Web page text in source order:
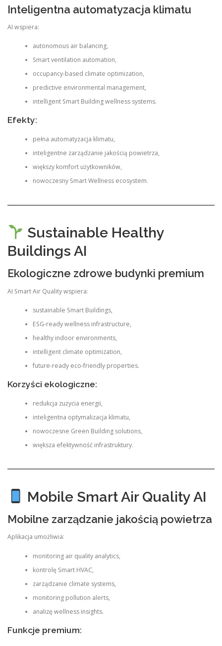
Inteligentna automatyzacja klimatu
AI wspiera:
autonomous air balancing,
Smart ventilation automation,
occupancy-based climate optimization,
predictive environmental management,
intelligent Smart Building wellness systems.
Efekty:
pełna automatyzacja klimatu,
inteligentne zarządzanie jakością powietrza,
większy komfort użytkowników,
nowoczesny Smart Wellness ecosystem.
Sustainable Healthy
Buildings AI
Ekologiczne zdrowe budynki premium
AI Smart Air Quality wspiera:
sustainable Smart Buildings,
ESG-ready wellness infrastructure,
healthy indoor environments,
intelligent climate optimization,
future-ready eco-friendly properties.
Korzyści ekologiczne:
redukcja zużycia energii,
inteligentna optymalizacja klimatu,
nowoczesne Green Building solutions,
większa efektywność infrastruktury.
Mobile Smart Air Quality AI
Mobilne zarządzanie jakością powietrza
Aplikacja umożliwia:
monitoring air quality analytics,
kontrolę Smart HVAC,
zarządzanie climate systems,
monitoring pollution alerts,
analizę wellness insights.
Funkcje premium: